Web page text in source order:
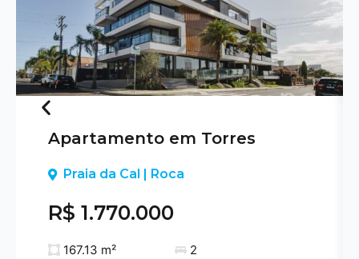
Previous
Apartamento em Torres
Praia da Cal | Roca
R$ 1.770.000
167.13 m²
2